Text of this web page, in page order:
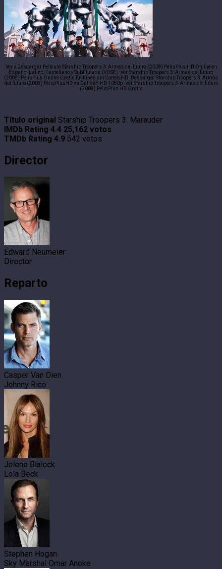
Ver y Descargar Pelicula Starship Troopers 3: Armas del futuro (2008) PelisPlus HD Online en
Español Latino, Castellano y Subtitulada (VOSE). Ver Starship Troopers 3: Armas del futuro
(2008) PelisPlus Online Gratis En Linea sin Cortes HD. Descargar Starship Troopers 3: Armas
del futuro (2008) PelisPlusHD en Calidad HD 1080p. Ver Starship Troopers 3: Armas del futuro
(2008) PelisPlus HD Gratis
Título original Starship Troopers 3: Marauder
IMDb Rating 4.4 25,162 votos
TMDb Rating 4.9 542 votos
Director
Edward Neumeier
Director
Reparto
Casper Van Dien
Johnny Rico
Jolene Blalock
Lola Beck
Stephen Hogan
Sky Marshal Omar Anoke